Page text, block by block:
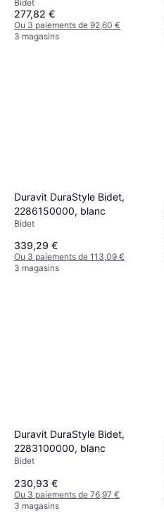
Bidet
277,82 €
Ou 3 paiements de 92,60 €
3 magasins
Duravit DuraStyle Bidet,
2286150000, blanc
Bidet
339,29 €
Ou 3 paiements de 113,09 €
3 magasins
Duravit DuraStyle Bidet,
2283100000, blanc
Bidet
230,93 €
Ou 3 paiements de 76,97 €
3 magasins